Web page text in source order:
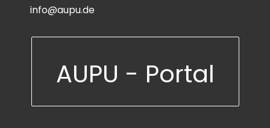
info@aupu.de
AUPU - Portal